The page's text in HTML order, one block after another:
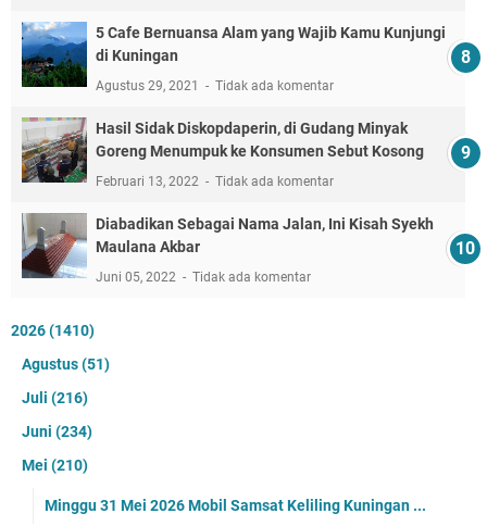
5 Cafe Bernuansa Alam yang Wajib Kamu Kunjungi
di Kuningan
Agustus 29, 2021 Tidak ada komentar
Hasil Sidak Diskopdaperin, di Gudang Minyak
Goreng Menumpuk ke Konsumen Sebut Kosong
Februari 13, 2022 Tidak ada komentar
Diabadikan Sebagai Nama Jalan, Ini Kisah Syekh
Maulana Akbar
Juni 05, 2022 Tidak ada komentar
2026(1410)
Agustus(51)
Juli (216)
Juni (234)
Mei (210)
Minggu 31 Mei 2026 Mobil Samsat Keliling Kuningan ...